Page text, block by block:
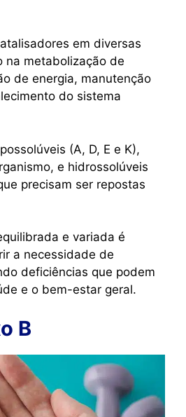
em diversas
na metabolização de
de energia, manutenção
do sistema
(A, D, E e K),
e hidrossolúveis
precisam ser repostas
e variada é
a necessidade de
deficiências que podem
e o bem-estar geral.
B